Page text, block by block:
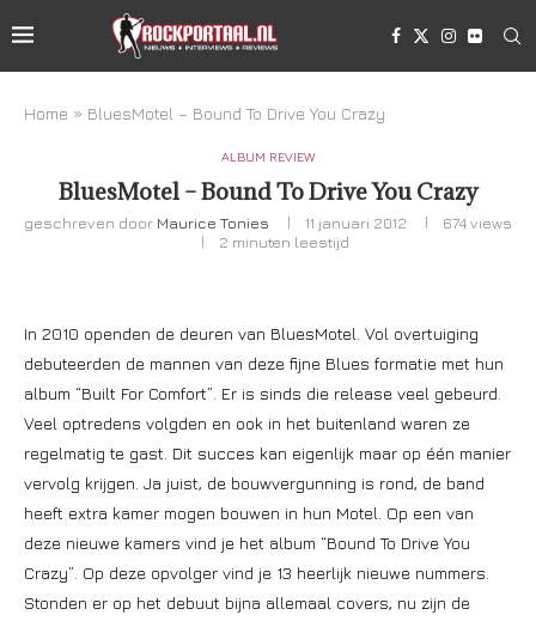
Home » BluesMotel – Bound To Drive You Crazy
ALBUM REVIEW
BluesMotel – Bound To Drive You Crazy
geschreven door Maurice Tonies 11 januari 2012 674views
2 minuten leestijd
In 2010 openden de deuren van BluesMotel. Vol overtuiging
debuteerden de mannen van deze fijne Blues formatie met hun
album “Built For Comfort”. Er is sinds die release veel gebeurd.
Veel optredens volgden en ook in het buitenland waren ze
regelmatig te gast. Dit succes kan eigenlijk maar op één manier
vervolg krijgen. Ja juist, de bouwvergunning is rond, de band
heeft extra kamer mogen bouwen in hun Motel. Op een van
deze nieuwe kamers vind je het album “Bound To Drive You
Crazy”. Op deze opvolger vind je 13 heerlijk nieuwe nummers.
Stonden er op het debuut bijna allemaal covers, nu zijn de